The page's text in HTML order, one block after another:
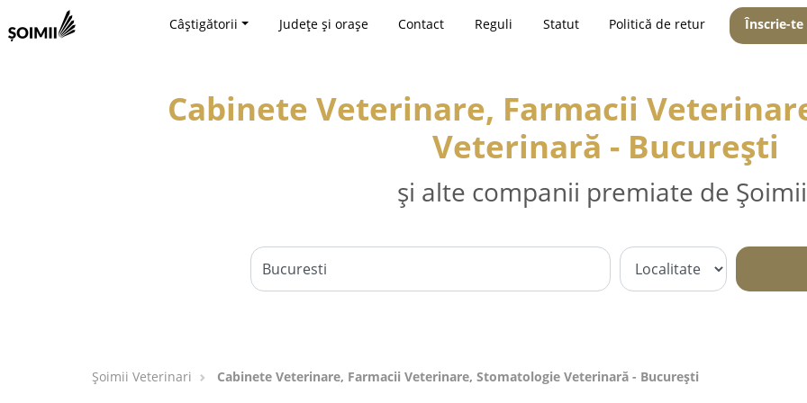
Câștigătorii Județe și orașe Contact Reguli Statut Politică de retur Înscrie-te
Cabinete Veterinare, Farmacii
Veterinară - Bucureşti
și alte companii premiate de
Șoimii Veterinari Cabinete Veterinare, Farmacii Veterinare, Stomatologie Veterinară - Bucureşti